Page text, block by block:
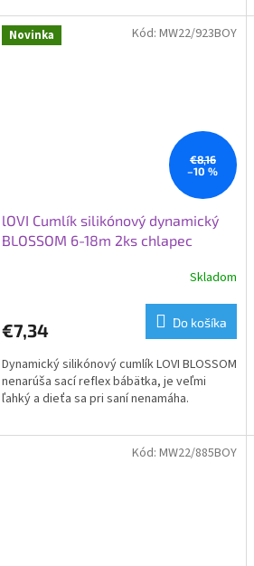
Novinka
€8,16
–10 %
lOVI Cumlík silikónový dynamický
BLOSSOM 6-18m 2ks chlapec
Skladom
€7,34 Do košíka
Dynamický silikónový cumlík LOVI BLOSSOM
nenarúša sací reflex bábätka, je veľmi
ľahký a dieťa sa pri saní nenamáha.
Kód: MW22/923BOY
Kód: MW22/885BOY